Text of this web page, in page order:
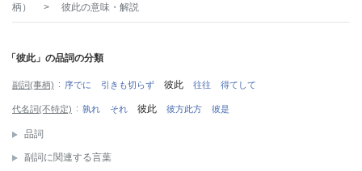
柄）
> 彼此の意味・解説
「彼此」の品詞の分類
副詞(事柄) 序でに 引きも切らず 彼此 往往 得てして
代名詞(不特定) 孰れ それ 彼此 彼方此方 彼是
品詞
副詞に関連する言葉